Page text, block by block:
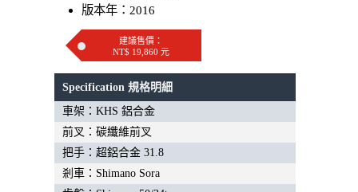
版本年：2016
建議售價：
NT$ 19,860 元
Specification 規格明細
車架：KHS 鋁合金
前叉：碳纖維前叉
把手：超鋁合金 31.8
剎車：Shimano Sora